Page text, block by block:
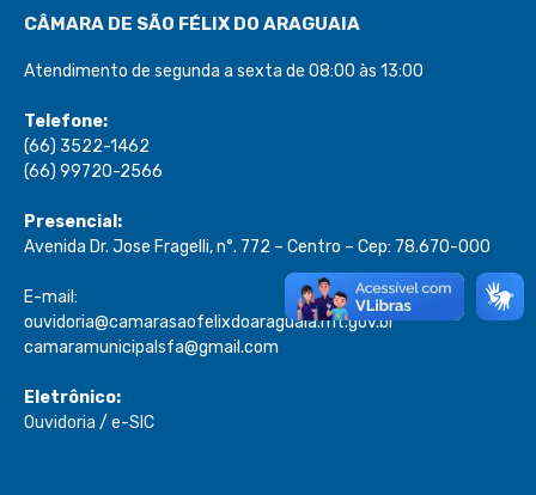
CÂMARA DE SÃO FÉLIX DO ARAGUAIA
Atendimento de segunda a sexta de 08:00 às 13:00
Telefone:
(66) 3522-1462
(66) 99720-2566
Presencial:
Avenida Dr. Jose Fragelli, n°. 772 – Centro – Cep: 78.670-000
E-mail:
ouvidoria@camarasaofelixdoaraguaia.mt.gov.br
camaramunicipalsfa@gmail.com
Eletrônico:
Ouvidoria / e-SIC